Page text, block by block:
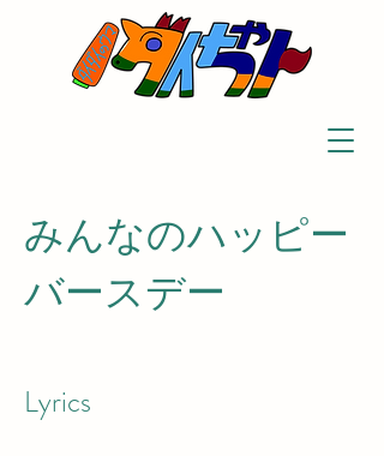
みんなのハッピー
バースデー
Lyrics